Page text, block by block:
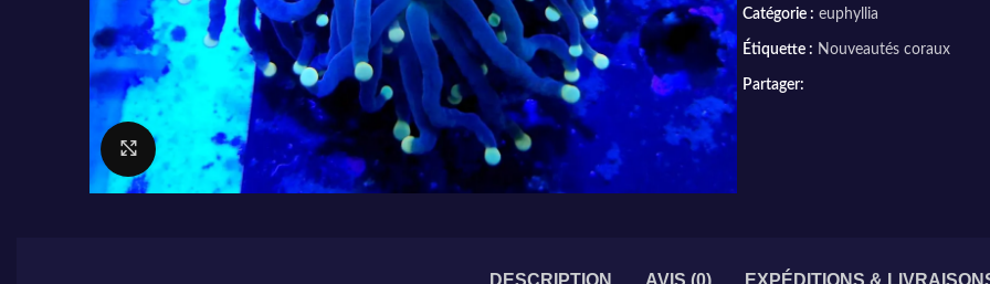
Cliquez pour agrandir
Catégorie : euphyllia
Étiquette : Nouveautés coraux
Partager:
DESCRIPTION AVIS (0) EXPÉDITIONS &